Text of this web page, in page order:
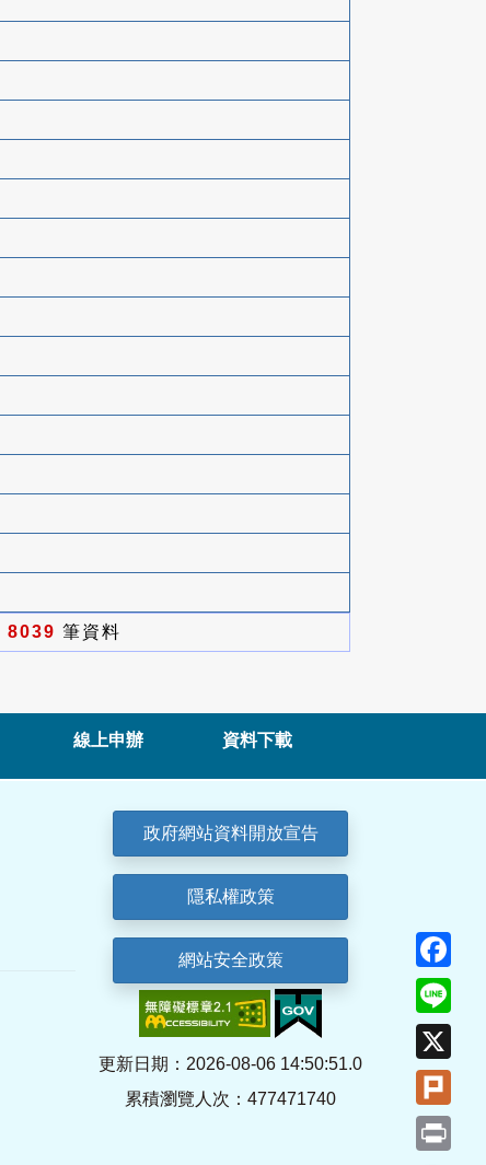
8039 筆資料
線上申辦 資料下載
政府網站資料開放宣告
隱私權政策
網站安全政策
更新日期：2026-08-06 14:50:51.0
累積瀏覽人次：477471740